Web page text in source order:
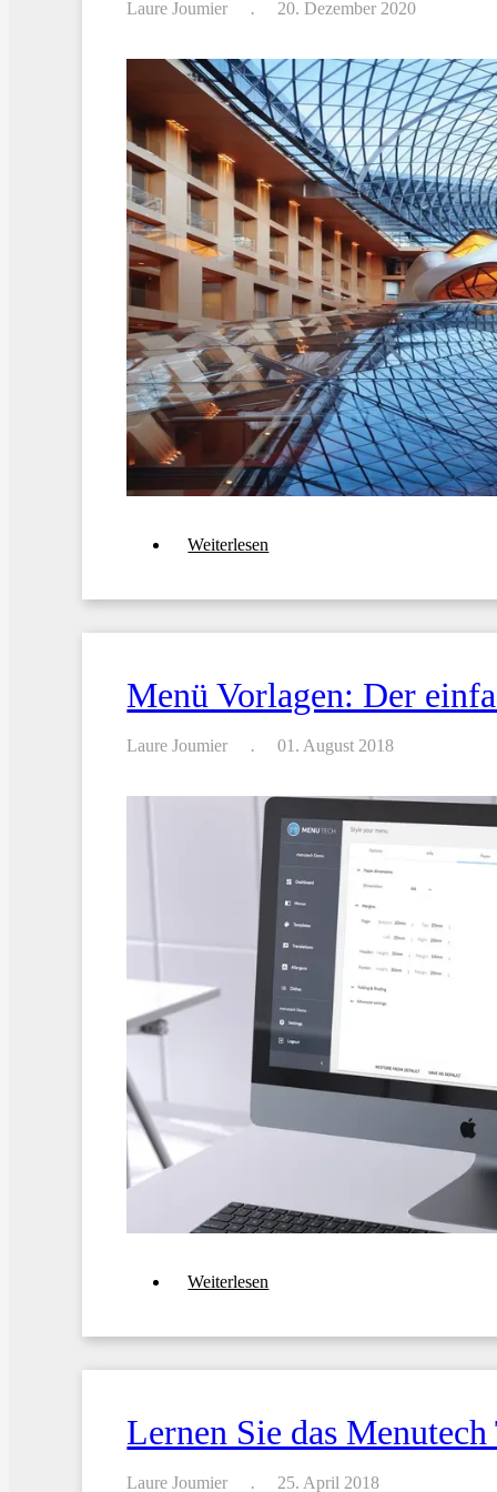
Laure Joumier 20. Dezember 2020
Weiterlesen
den
Health
Menü Vorlagen: Der
Laure Joumier 01. August 2018
Weiterlesen
Der
Weg
erstellen
Lernen Sie das Menutech
Laure Joumier 25. April 2018